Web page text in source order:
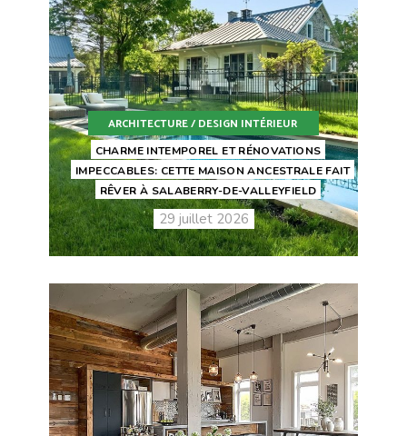
ARCHITECTURE / DESIGN INTÉRIEUR
CHARME INTEMPOREL ET RÉNOVATIONS
IMPECCABLES: CETTE MAISON ANCESTRALE FAIT
RÊVER À SALABERRY-DE-VALLEYFIELD
29 juillet 2026